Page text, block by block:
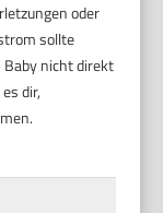
oder
sollte
Baby nicht direkt
dir,